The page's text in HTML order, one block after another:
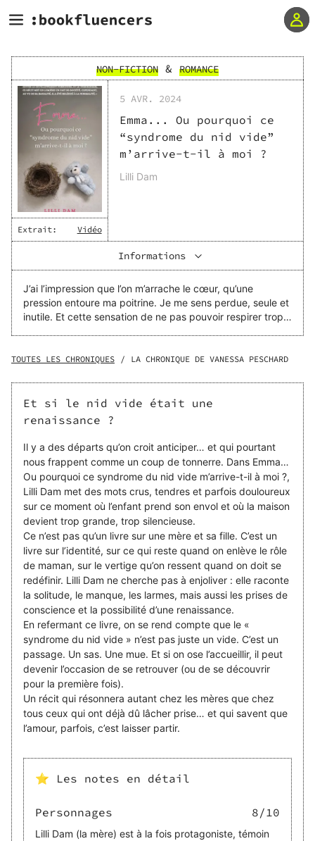
NON-FICTION & ROMANCE
Extrait: Vidéo
5 AVR. 2024
Emma... Ou pourquoi ce
“syndrome du nid vide”
m’arrive-t-il à moi ?
Lilli Dam
Informations
J’ai l’impression que l’on m’arrache le cœur, qu’une
pression entoure ma poitrine. Je me sens perdue, seule et
inutile. Et cette sensation de ne pas pouvoir respirer trop
normal dans une vie de mère : la séparation d’avec mon
maison est assourdissant et je me noie dans mon désarroi.
On me parle du « syndrome du nid vide »… Mais comment
ai-je pu attraper ça ? Pourquoi cela me touche-t-il ? D’où
parents souffrent ainsi, en secret ? Mes pairs commencent
à me juger sur ma mélancolie, pourquoi ? Autant de
questions qui m’ont poussé à l’investigation. Ce livre est le
fruit de mes recherches et de mon analyse. Je me dévoile
aussi, car l’introspection a été une clé pour comprendre
ce passage à vide et le surmonter. J’offre également des
pistes pour essayer d'anticiper...
TOUTES LES CHRONIQUES / LA CHRONIQUE DE VANESSA PESCHARD
Et si le nid vide était une
renaissance ?
Il y a des départs qu’on croit anticiper… et qui pourtant
nous frappent comme un coup de tonnerre. Dans Emma…
Ou pourquoi ce syndrome du nid vide m’arrive-t-il à moi ?,
Lilli Dam met des mots crus, tendres et parfois douloureux
sur ce moment où l’enfant prend son envol et où la maison
devient trop grande, trop silencieuse.
Ce n’est pas qu’un livre sur une mère et sa fille. C’est un
livre sur l’identité, sur ce qui reste quand on enlève le rôle
de maman, sur le vertige qu’on ressent quand on doit se
redéfinir. Lilli Dam ne cherche pas à enjoliver : elle raconte
la solitude, le manque, les larmes, mais aussi les prises de
conscience et la possibilité d’une renaissance.
En refermant ce livre, on se rend compte que le «
syndrome du nid vide » n’est pas juste un vide. C’est un
passage. Un sas. Une mue. Et si on ose l’accueillir, il peut
devenir l’occasion de se retrouver (ou de se découvrir
pour la première fois).
Un récit qui résonnera autant chez les mères que chez
tous ceux qui ont déjà dû lâcher prise… et qui savent que
l’amour, parfois, c’est laisser partir.
⭐ Les notes en détail
Personnages 8/10
Lilli Dam (la mère) est à la fois protagoniste, témoin